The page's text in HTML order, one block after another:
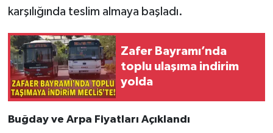
karşılığında teslim almaya başladı.
Zafer Bayramı’nda
toplu ulaşıma indirim
yolda
Buğday ve Arpa Fiyatları Açıklandı